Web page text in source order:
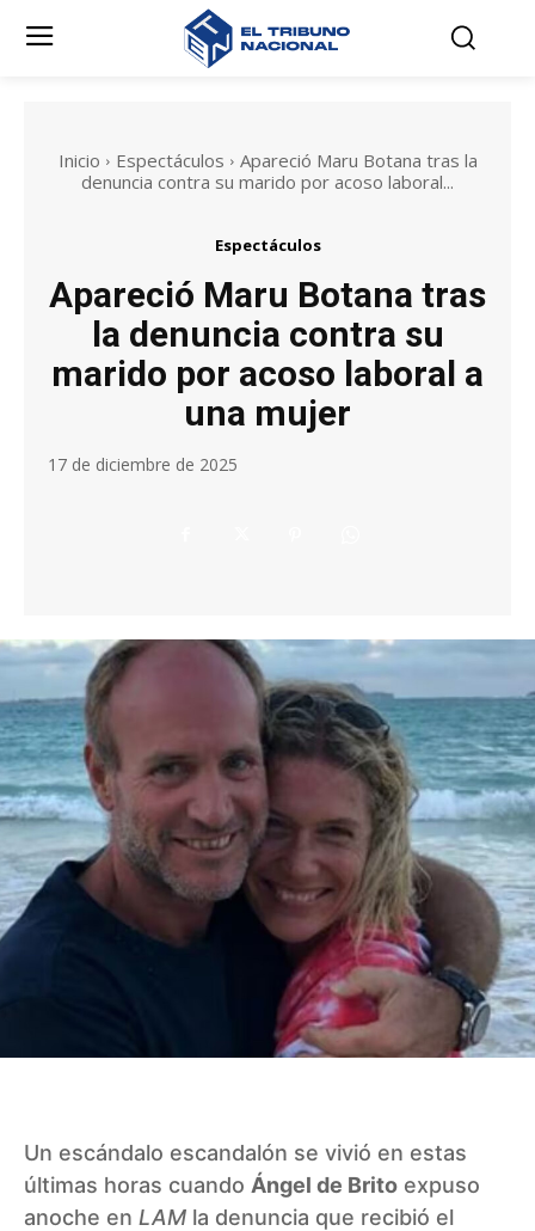
Inicio Espectáculos
Apareció Maru Botana tras la
denuncia contra su marido por acoso laboral...
Espectáculos
Apareció Maru Botana tras
la denuncia contra su
marido por acoso laboral a
una mujer
17 de diciembre de 2025
Un escándalo escandalón se vivió en estas
últimas horas cuando Ángel de Brito expuso
anoche en LAM la denuncia que recibió el